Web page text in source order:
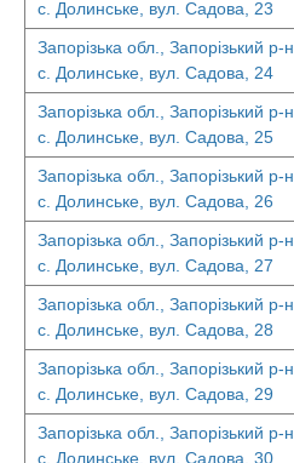
с. Долинське, вул. Садова, 23
Запорізька обл., Запорізький р-н,
с. Долинське, вул. Садова, 24
Запорізька обл., Запорізький р-н,
с. Долинське, вул. Садова, 25
Запорізька обл., Запорізький р-н,
с. Долинське, вул. Садова, 26
Запорізька обл., Запорізький р-н,
с. Долинське, вул. Садова, 27
Запорізька обл., Запорізький р-н,
с. Долинське, вул. Садова, 28
Запорізька обл., Запорізький р-н,
с. Долинське, вул. Садова, 29
Запорізька обл., Запорізький р-н,
с. Долинське, вул. Садова, 30